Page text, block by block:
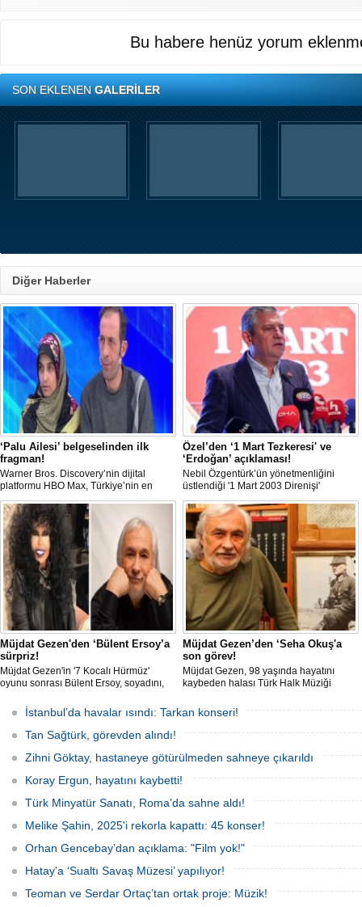
Bu habere henüz yorum
SON EKLENENGALERİLER
Diğer Haberler
‘Palu Ailesi’ belgeselinden ilk
fragman!
Warner Bros. Discovery’nin dijital
platformu HBO Max, Türkiye’nin en
sarsıcı kriminal vakalarından biri olan
Palu Ailesi dosyasını yeniden gündeme
taşıyor. Belgeselden fragman gelirken,
müebbet hapis cezası alan Tuncer
Ustael'in yıllar sonra konuşması sosyal
medyada gündem oldu.
Özel’den ‘1 Mart Tezkeresi' ve
‘Erdoğan’ açıklaması!
Nebil Özgentürk’ün yönetmenliğini
üstlendiği '1 Mart 2003 Direnişi'
belgeselinin ilk gösterimine katılan
Özgür Özel, burada “Yine aynı Amerika;
bu sefer Trump, yine masum çocuklar
bombardımanla öldürülürken,
Müslüman kanı dökülürken bugün
Türkiye’de yine o gün Irak’ta
yaşananlara "Evet" diyen Recep Tayyip
Erdoğan iktidarda" açıklamasında
bulundu.
Müjdat Gezen'den ‘Bülent Ersoy’a
sürpriz!
Müjdat Gezen'in '7 Kocalı Hürmüz'
oyunu sonrası Bülent Ersoy, soyadını,
"Müjdat, 'Erkoç çok sert geldi, biraz
yumuşatalım' dedi. Halbuki ben zaten
yumuşaktım" ifadelerini kullandı. Öte
yandan Müjdat Gezen de Gırgıriye'nin
assolistinin Ersoy olacağını açıkladı.
Müjdat Gezen’den ‘Seha Okuş'a
son görev!
Müjdat Gezen, 98 yaşında hayatını
kaybeden halası Türk Halk Müziği
katıldı. Taziye dileklerini ilettikten sonra
rahatsızlığı nedeniyle alandan ayrılan
usta oyuncunun maske taktığı görüldü.
İstanbul’da havalar ısındı: Tarkan konseri!
Tan Sağtürk, görevden alındı!
Zihni Göktay, hastaneye götürülmeden sahneye çıkarıldı
Koray Ergun, hayatını kaybetti!
Türk Minyatür Sanatı, Roma’da sahne aldı!
Melike Şahin, 2025'i rekorla kapattı: 45 konser!
Orhan Gencebay’dan açıklama: "Film yok!"
Hatay'a ‘Sualtı Savaş Müzesi’ yapılıyor!
Teoman ve Serdar Ortaç’tan ortak proje: Müzik!